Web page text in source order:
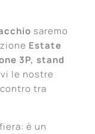
saremo
Estate
3P, stand
le nostre
tra
è un